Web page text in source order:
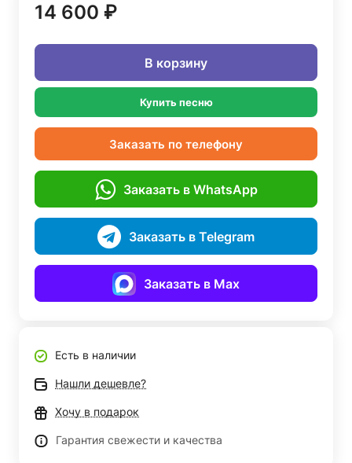
14 600 ₽
В корзину
Купить песню
Заказать по телефону
Заказать в WhatsApp
Заказать в Telegram
Заказать в Max
Есть в наличии
Нашли дешевле?
Хочу в подарок
Гарантия свежести и качества